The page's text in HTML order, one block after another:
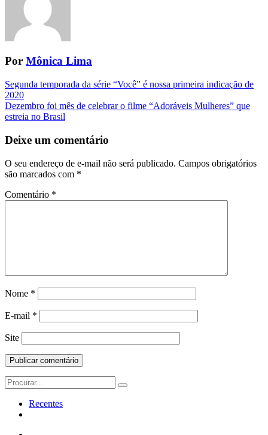
Por Mônica Lima
Navegação
da
Postagem
Segunda temporada da série “Você” é nossa primeira indicação de
2020
Dezembro foi mês de celebrar o filme “Adoráveis Mulheres” que
estreia no Brasil
Deixe um comentário
O seu endereço de e-mail não será publicado. Campos obrigatórios
são marcados com *
Comentário *
Nome *
E-mail *
Site
Search
for:
Recentes